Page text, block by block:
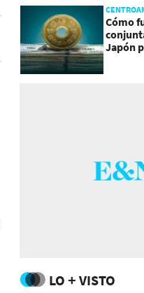
Cómo
Japón
LO + VISTO